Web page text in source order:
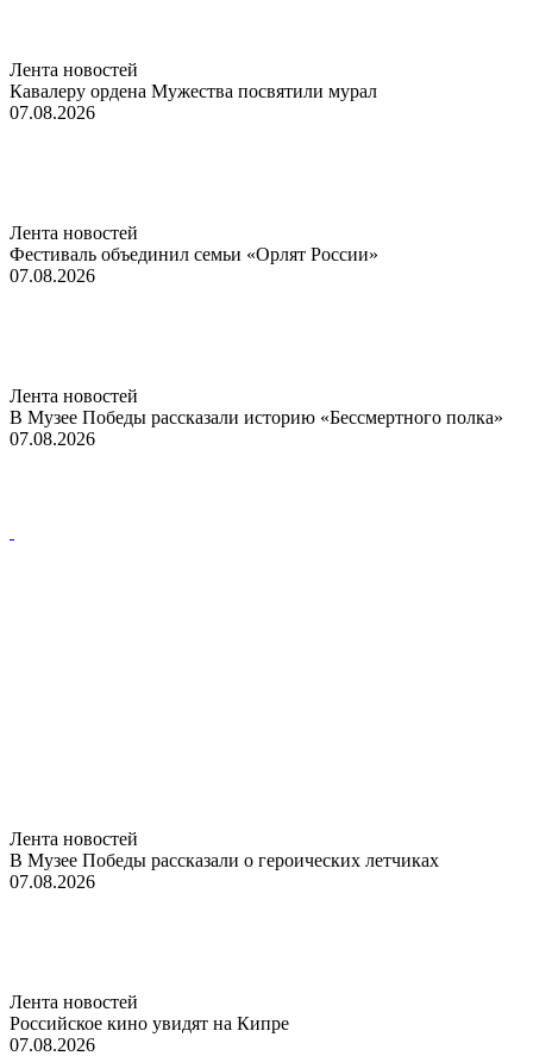
Лента новостей
Кавалеру ордена Мужества посвятили мурал
07.08.2026
Лента новостей
Фестиваль объединил семьи «Орлят России»
07.08.2026
Лента новостей
В Музее Победы рассказали историю «Бессмертного полка»
07.08.2026
Лента новостей
В Музее Победы рассказали о героических летчиках
07.08.2026
Лента новостей
Российское кино увидят на Кипре
07.08.2026